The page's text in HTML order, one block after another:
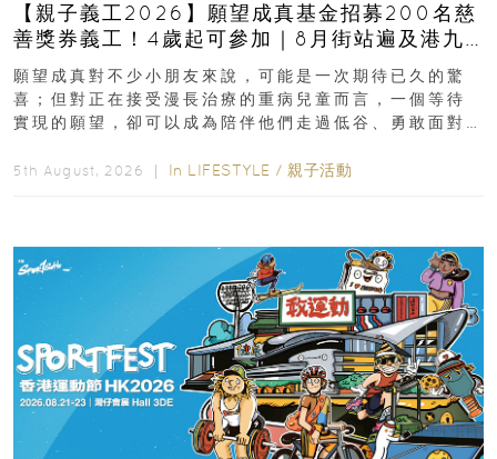
【親子義工2026】願望成真基金招募200名慈
善獎券義工！4歲起可參加｜8月街站遍及港九
新界
願望成真對不少小朋友來說，可能是一次期待已久的驚
喜；但對正在接受漫長治療的重病兒童而言，一個等待
實現的願望，卻可以成為陪伴他們走過低谷、勇敢面對
5th August, 2026 ｜ In LIFESTYLE / 親子活動